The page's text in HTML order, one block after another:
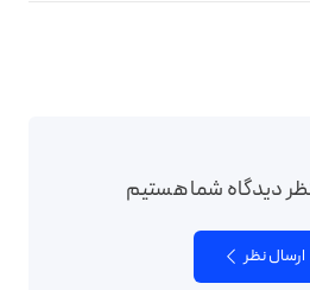
دیدگاه شما هستیم
ارسال نظر